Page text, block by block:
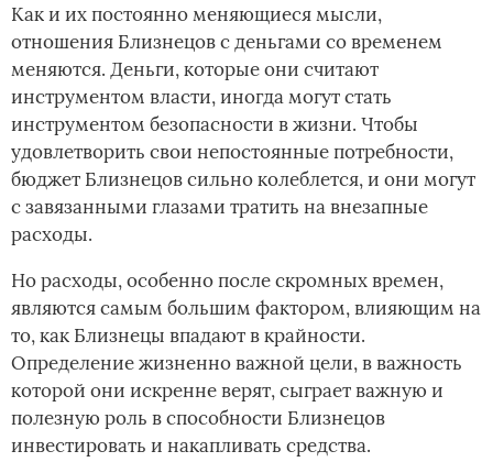
Как и их постоянно меняющиеся мысли,
отношения Близнецов с деньгами со временем
меняются. Деньги, которые они считают
инструментом власти, иногда могут стать
инструментом безопасности в жизни. Чтобы
удовлетворить свои непостоянные потребности,
бюджет Близнецов сильно колеблется, и они могут
с завязанными глазами тратить на внезапные
расходы.
Но расходы, особенно после скромных времен,
являются самым большим фактором, влияющим на
то, как Близнецы впадают в крайности.
Определение жизненно важной цели, в важность
которой они искренне верят, сыграет важную и
полезную роль в способности Близнецов
инвестировать и накапливать средства.